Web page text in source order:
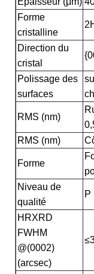
Forme
cristalline
Direction du
cristal
Polissage des
surfaces
RMS (nm)
RMS (nm)
Forme
Niveau de
qualité
P
HRXRD
FWHM
@(0002)
(arcsec)